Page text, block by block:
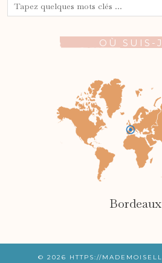
OÙ SUIS-
Bordeaux
© 2026 HTTPS://